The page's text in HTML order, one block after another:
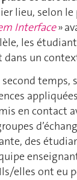
lieu, selon
Interface»
les
dans un
second temps,
en contact
des
elles ont eu